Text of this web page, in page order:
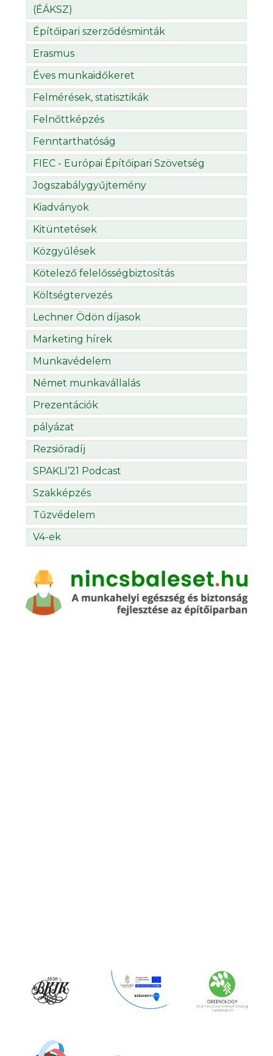
(ÉÁKSZ)
Építőipari szerződésminták
Erasmus
Éves munkaidőkeret
Felmérések, statisztikák
Felnőttképzés
Fenntarthatóság
FIEC - Európai Építőipari Szövetség
Jogszabálygyűjtemény
Kiadványok
Kitüntetések
Közgyűlések
Kötelező felelősségbiztosítás
Költségtervezés
Lechner Ödön díjasok
Marketing hírek
Munkavédelem
Német munkavállalás
Prezentációk
pályázat
Rezsióradíj
SPAKLI’21 Podcast
Szakképzés
Tűzvédelem
V4-ek